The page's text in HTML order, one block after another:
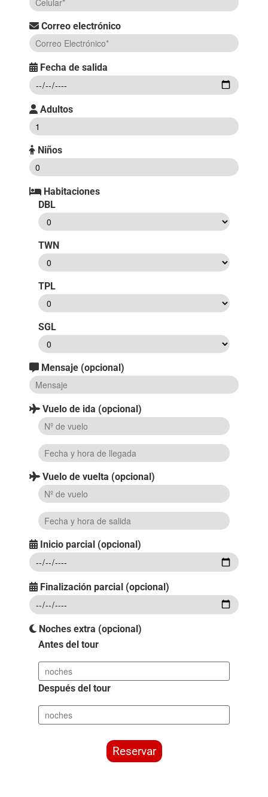
Correo electrónico
Fecha de salida
Adultos
Niños
Habitaciones
DBL
TWN
TPL
SGL
Mensaje (opcional)
Vuelo de ida (opcional)
Vuelo de vuelta (opcional)
Inicio parcial (opcional)
Finalización parcial (opcional)
Noches extra (opcional)
Antes del tour
Después del tour
Reservar